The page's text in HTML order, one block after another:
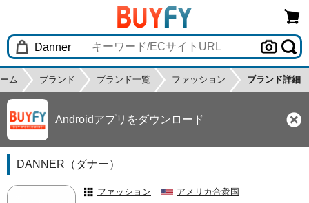
ム ブランド ブランド一覧 ファッション ブランド詳細
Androidアプリをダウンロード
DANNER（ダナー）
ファッション アメリカ合衆国